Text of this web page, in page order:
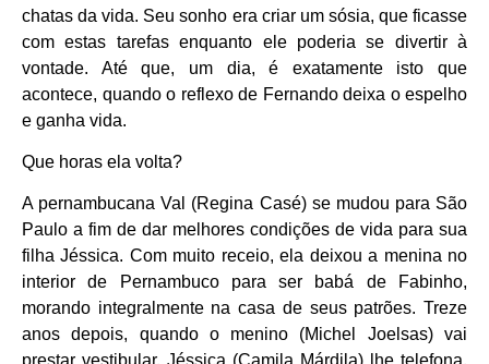
chatas da vida. Seu sonho era criar um sósia, que ficasse
com estas tarefas enquanto ele poderia se divertir à
vontade. Até que, um dia, é exatamente isto que
acontece, quando o reflexo de Fernando deixa o espelho
e ganha vida.
Que horas ela volta?
A pernambucana Val (Regina Casé) se mudou para São
Paulo a fim de dar melhores condições de vida para sua
filha Jéssica. Com muito receio, ela deixou a menina no
interior de Pernambuco para ser babá de Fabinho,
morando integralmente na casa de seus patrões. Treze
anos depois, quando o menino (Michel Joelsas) vai